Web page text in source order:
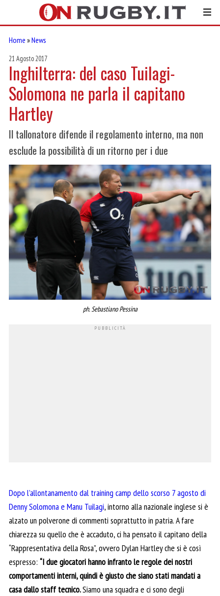
Home »News
21 Agosto 2017
Inghilterra: del caso Tuilagi-
Solomona ne parla il capitano
Hartley
Il tallonatore difende il regolamento interno, ma non
esclude la possibilità di un ritorno per i due
ph. Sebastiano Pessina
Dopo l’allontanamento dal training camp dello scorso 7 agosto di
Denny Solomona e Manu Tuilagi, intorno alla nazionale inglese si è
alzato un polverone di commenti soprattutto in patria. A fare
chiarezza su quello che è accaduto, ci ha pensato il capitano della
“Rappresentativa della Rosa”, ovvero Dylan Hartley che si è così
espresso: “I due giocatori hanno infranto le regole dei nostri
comportamenti interni, quindi è giusto che siano stati mandati a
casa dallo staff tecnico.Siamo una squadra e ci sono degli